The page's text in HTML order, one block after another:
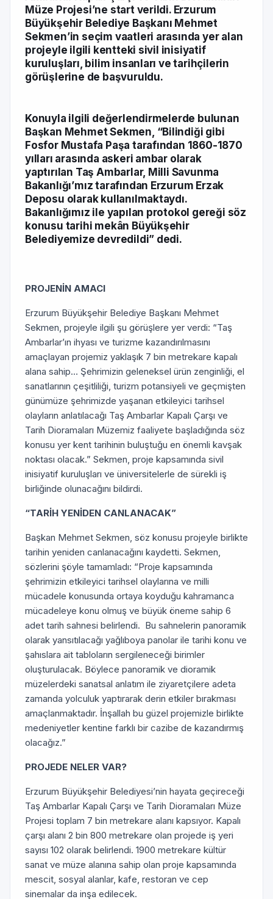
Müze Projesi’ne start verildi. Erzurum
Büyükşehir Belediye Başkanı Mehmet
Sekmen’in seçim vaatleri arasında yer alan
projeyle ilgili kentteki sivil inisiyatif
kuruluşları, bilim insanları ve tarihçilerin
görüşlerine de başvuruldu.
Konuyla ilgili değerlendirmelerde bulunan
Başkan Mehmet Sekmen, “Bilindiği gibi
Fosfor Mustafa Paşa tarafından 1860-1870
yılları arasında askeri ambar olarak
yaptırılan Taş Ambarlar, Milli Savunma
Bakanlığı’mız tarafından Erzurum Erzak
Deposu olarak kullanılmaktaydı.
Bakanlığımız ile yapılan protokol gereği söz
konusu tarihi mekân Büyükşehir
Belediyemize devredildi” dedi.
PROJENİN AMACI
Erzurum Büyükşehir Belediye Başkanı Mehmet
Sekmen, projeyle ilgili şu görüşlere yer verdi: “Taş
Ambarlar’ın ihyası ve turizme kazandırılmasını
amaçlayan projemiz yaklaşık 7 bin metrekare kapalı
alana sahip… Şehrimizin geleneksel ürün zenginliği, el
sanatlarının çeşitliliği, turizm potansiyeli ve geçmişten
günümüze şehrimizde yaşanan etkileyici tarihsel
olayların anlatılacağı Taş Ambarlar Kapalı Çarşı ve
Tarih Dioramaları Müzemiz faaliyete başladığında söz
konusu yer kent tarihinin buluştuğu en önemli kavşak
noktası olacak.” Sekmen, proje kapsamında sivil
inisiyatif kuruluşları ve üniversitelerle de sürekli iş
birliğinde olunacağını bildirdi.
“TARİH YENİDEN CANLANACAK”
Başkan Mehmet Sekmen, söz konusu projeyle birlikte
tarihin yeniden canlanacağını kaydetti. Sekmen,
sözlerini şöyle tamamladı: “Proje kapsamında
şehrimizin etkileyici tarihsel olaylarına ve milli
mücadele konusunda ortaya koyduğu kahramanca
mücadeleye konu olmuş ve büyük öneme sahip 6
adet tarih sahnesi belirlendi. Bu sahnelerin panoramik
olarak yansıtılacağı yağlıboya panolar ile tarihi konu ve
şahıslara ait tabloların sergileneceği birimler
oluşturulacak. Böylece panoramik ve dioramik
müzelerdeki sanatsal anlatım ile ziyaretçilere adeta
zamanda yolculuk yaptırarak derin etkiler bırakması
amaçlanmaktadır. İnşallah bu güzel projemizle birlikte
medeniyetler kentine farklı bir cazibe de kazandırmış
olacağız.”
PROJEDE NELER VAR?
Erzurum Büyükşehir Belediyesi’nin hayata geçireceği
Taş Ambarlar Kapalı Çarşı ve Tarih Dioramaları Müze
Projesi toplam 7 bin metrekare alanı kapsıyor. Kapalı
çarşı alanı 2 bin 800 metrekare olan projede iş yeri
sayısı 102 olarak belirlendi. 1900 metrekare kültür
sanat ve müze alanına sahip olan proje kapsamında
mescit, sosyal alanlar, kafe, restoran ve cep
sinemalar da inşa edilecek.